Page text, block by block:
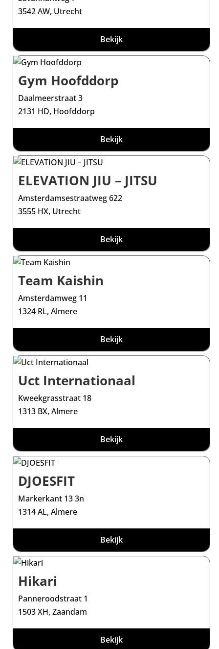
3542 AW, Utrecht
Bekijk
Gym Hoofddorp
Daalmeerstraat 3
2131 HD, Hoofddorp
Bekijk
ELEVATION JIU – JITSU
Amsterdamsestraatweg 622
3555 HX, Utrecht
Bekijk
Team Kaishin
Amsterdamweg 11
1324 RL, Almere
Bekijk
Uct Internationaal
Kweekgrasstraat 18
1313 BX, Almere
Bekijk
DJOESFIT
Markerkant 13 3n
1314 AL, Almere
Bekijk
Hikari
Panneroodstraat 1
1503 XH, Zaandam
Bekijk